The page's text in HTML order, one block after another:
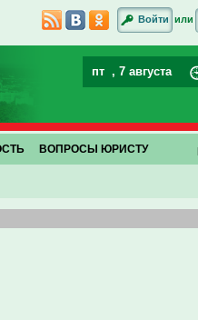
Войти или
пт , 7 августа
ВОПРОСЫ ЮРИСТУ